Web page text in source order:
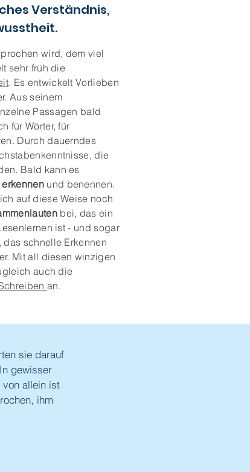
Verständnis,
wird, dem viel
sehr früh die
. Es entwickelt Vorlieben
Aus seinem
Passagen bald
für Wörter, für
Durch dauerndes
die
Bald kann es
erkennen und benennen.
auf diese Weise noch
bei, das ein
ist - und sogar
schnelle Erkennen
Mit all diesen winzigen
auch die
an.
sie darauf
gewisser
von allein ist
ihm